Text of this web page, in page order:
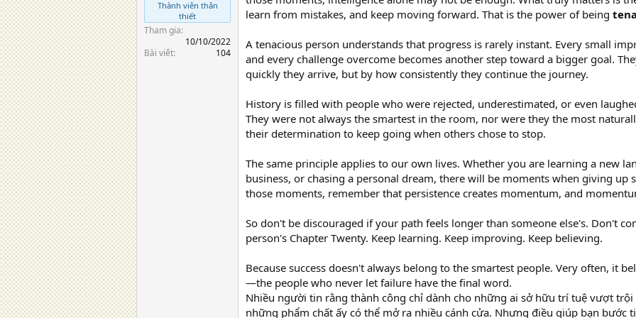
Thành viên thân
thiết
Tham gia
10/10/2022
Bài viết
104
learn from mistakes, and keep moving forward. That is the power of being
A tenacious person understands that progress is rarely instant. Every small
and every challenge overcome becomes another step toward a bigger goal.
quickly they arrive, but by how consistently they continue the journey.
History is filled with people who were rejected, underestimated, or even
They were not always the smartest in the room, nor were they the most
their determination to keep going when others chose to stop.
The same principle applies to our own lives. Whether you are learning a new
business, or chasing a personal dream, there will be moments when giving up
those moments, remember that persistence creates momentum, and
So don't be discouraged if your path feels longer than someone else's. Don't
person's Chapter Twenty. Keep learning. Keep improving. Keep believing.
Because success doesn't always belong to the smartest people. Very often, it
—the people who never let failure have the final word.
Nhiều người tin rằng thành công chỉ dành cho những ai sở hữu trí tuệ vượt
những phẩm chất ấy có thể mở ra nhiều cánh cửa. Nhưng điều giúp bạn bước